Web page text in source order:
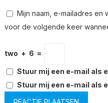
Mijn naam, e-mailadres
voor de volgende keer
two + 6 =
Stuur mij een e-mail als
Stuur mij een e-mail als